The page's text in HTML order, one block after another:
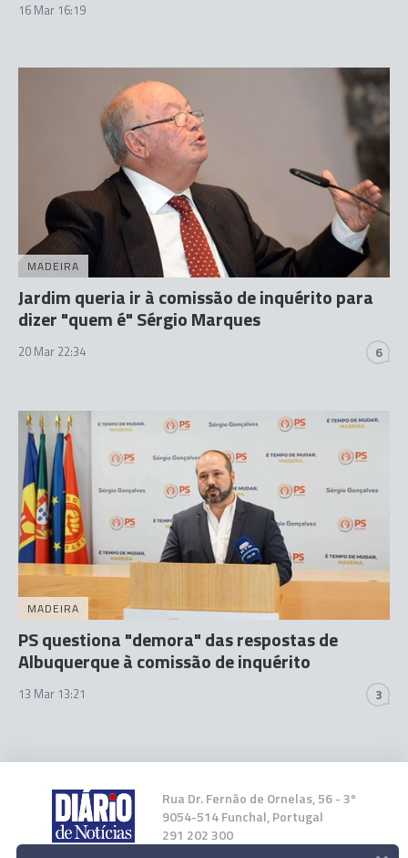
16 Mar 16:19
MADEIRA
Jardim queria ir à comissão de inquérito para
dizer "quem é" Sérgio Marques
20 Mar 22:34 6
MADEIRA
PS questiona "demora" das respostas de
Albuquerque à comissão de inquérito
13 Mar 13:21 3
Rua Dr. Fernão de Ornelas, 56 - 3º
9054-514 Funchal, Portugal
291 202 300